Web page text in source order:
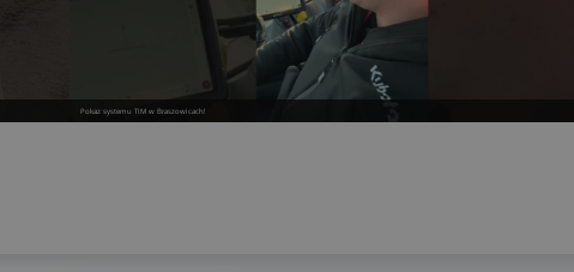
Pokaz systemu TIM w Braszowicach!